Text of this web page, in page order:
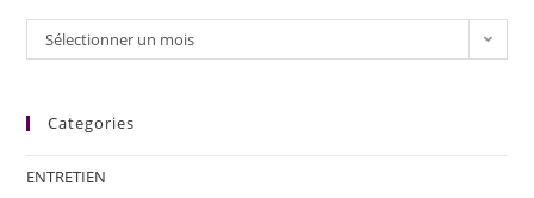
Sélectionner un mois
Categories
ENTRETIEN